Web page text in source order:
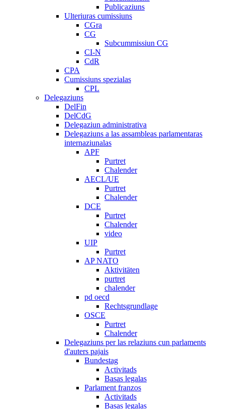
Publicaziuns
Ulteriuras cumissiuns
CGra
CG
Subcummissiun CG
CI-N
CdR
CPA
Cumissiuns spezialas
CPL
Delegaziuns
DelFin
DelCdG
Delegaziun administrativa
Delegaziuns a las assambleas parlamentaras
internaziunalas
APF
Purtret
Chalender
AECL/UE
Purtret
Chalender
DCE
Purtret
Chalender
video
UIP
Purtret
AP NATO
Aktivitäten
purtret
chalender
pd oecd
Rechtsgrundlage
OSCE
Purtret
Chalender
Delegaziuns per las relaziuns cun parlaments
d'auters pajais
Bundestag
Activitads
Basas legalas
Parlament franzos
Activitads
Basas legalas